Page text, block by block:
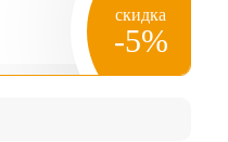
скидка
-5%